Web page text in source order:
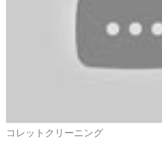
コレットクリーニング